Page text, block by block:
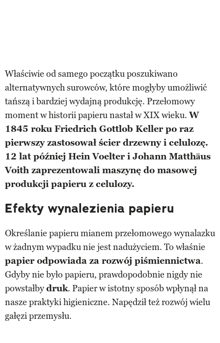
Właściwie od samego początku poszukiwano
alternatywnych surowców, które mogłyby umożliwić
tańszą i bardziej wydajną produkcję. Przełomowy
moment w historii papieru nastał w XIX wieku.W
1845 roku Friedrich Gottlob Keller po raz
pierwszy zastosował ścier drzewny i celulozę.
12 lat później Hein Voelter i Johann Matthäus
Voith zaprezentowali maszynę do masowej
produkcji papieru z celulozy.
Efekty wynalezienia papieru
Określanie papieru mianem przełomowego wynalazku
w żadnym wypadku nie jest nadużyciem. To właśnie
papier odpowiada za rozwój piśmiennictwa.
Gdyby nie było papieru, prawdopodobnie nigdy nie
powstałbydruk. Papier w istotny sposób wpłynął na
nasze praktyki higieniczne. Napędził też rozwój wielu
gałęzi przemysłu.